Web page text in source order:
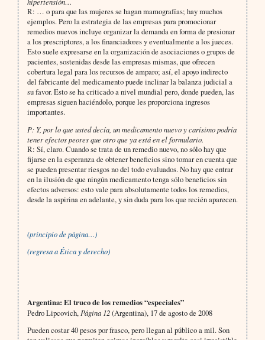
R: … o para que las mujeres se hagan mamografías; hay muchos
ejemplos. Pero la estrategia de las empresas para promocionar
remedios nuevos incluye organizar la demanda en forma de presionar
a los prescriptores, a los financiadores y eventualmente a los jueces.
Esto suele expresarse en la organización de asociaciones o grupos de
pacientes, sostenidas desde las empresas mismas, que ofrecen
cobertura legal para los recursos de amparo; así, el apoyo indirecto
del fabricante del medicamento puede inclinar la balanza judicial a
su favor. Esto se ha criticado a nivel mundial pero, donde pueden, las
empresas siguen haciéndolo, porque les proporciona ingresos
importantes.
P: Y, por lo que usted decía, un medicamento nuevo y carísimo podría
tener efectos peores que otro que ya está en el formulario.
R: Sí, claro. Cuando se trata de un remedio nuevo, no sólo hay que
fijarse en la esperanza de obtener beneficios sino tomar en cuenta que
se pueden presentar riesgos no del todo evaluados. No hay que entrar
en la ilusión de que ningún medicamento tenga sólo beneficios sin
efectos adversos: esto vale para absolutamente todos los remedios,
desde la aspirina en adelante, y sin duda para los que recién aparecen.
(principio de página…)
(regresa a Ética y derecho)
Argentina: El truco de los remedios “especiales”
Pedro Lipcovich, Página 12(Argentina), 17 de agosto de 2008
Pueden costar 40 pesos por frasco, pero llegan al público a mil. Son